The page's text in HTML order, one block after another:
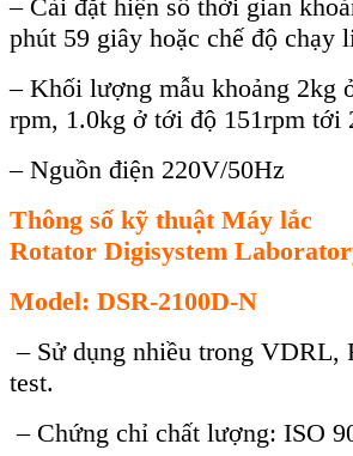
– Cài đặt hiện số thời gian
phút 59 giây hoặc chế độ chạy
– Khối lượng mẫu khoảng 2kg
rpm, 1.0kg ở tới độ 151rpm tới
– Nguồn điện 220V/50Hz
Thông số kỹ thuật Máy lắc
Rotator Digisystem
Model: DSR-2100D-N
– Sử dụng nhiều trong VDRL,
test.
– Chứng chỉ chất lượng: ISO